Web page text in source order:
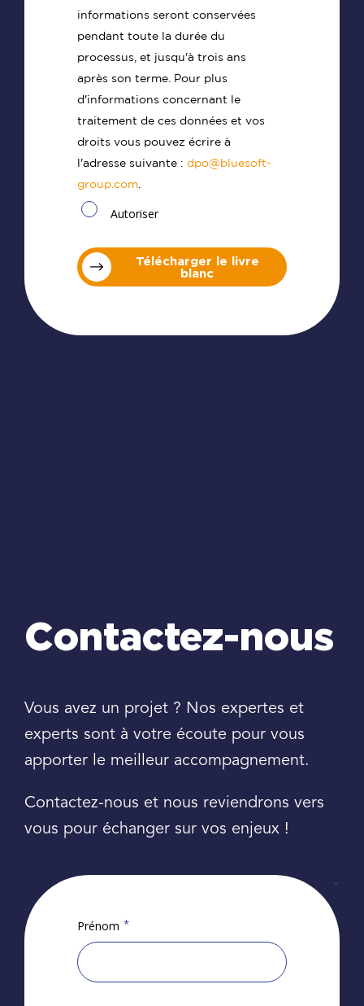
informations seront conservées
pendant toute la durée du
processus, et jusqu'à trois ans
après son terme. Pour plus
d'informations concernant le
traitement de ces données et vos
droits vous pouvez écrire à
l'adresse suivante : dpo@bluesoft-
group.com.
Autoriser
Télécharger le livre
blanc
Contactez-nous
Vous avez un projet ? Nos expertes et
experts sont à votre écoute pour vous
apporter le meilleur accompagnement.
Contactez-nous et nous reviendrons vers
vous pour échanger sur vos enjeux !
Prénom *